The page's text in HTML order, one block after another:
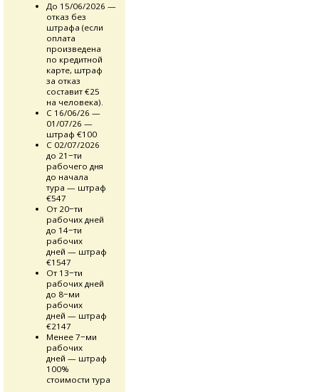
До 15/06/2026 —
отказ без
штрафа (если
оплата
произведена
по кредитной
карте, штраф
за отказ
составит €25
на человека).
C 16/06/26 —
01/07/26 —
штраф €100
С 02/07/2026
до 21−ти
рабочего дня
до начала
тура — штраф
€547
От 20−ти
рабочих дней
до 14−ти
рабочих
дней — штраф
€1547
От 13−ти
рабочих дней
до 8−ми
рабочих
дней — штраф
€2147
Менее 7−ми
рабочих
дней — штраф
100%
стоимости тура